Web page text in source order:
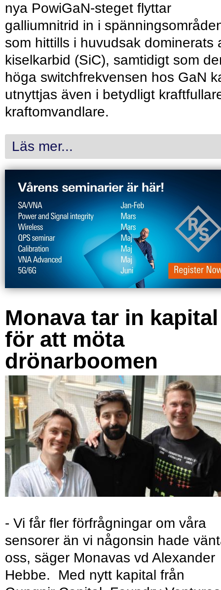
nya PowiGaN-steget flyttar
galliumnitrid in i
som hittills i huvudsak dominerats
kiselkarbid (SiC), samtidigt som
höga switchfrekvensen hos GaN
utnyttjas även i betydligt
kraftomvandlare.
Läs mer...
Monava tar in kapital
för att möta
drönarboomen
- Vi får fler förfrågningar om våra
sensorer än vi någonsin hade
oss, säger Monavas vd Alexander
Hebbe. Med nytt kapital från